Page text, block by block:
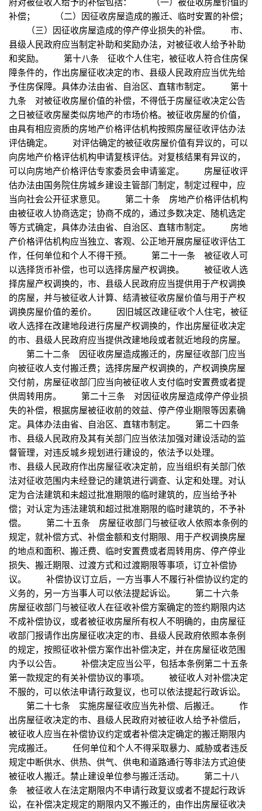
补偿； （二）因征收房屋造成的搬迁、临时安置的补偿；
（三）因征收房屋造成的停产停业损失的补偿。 市、
县级人民政府应当制定补助和奖励办法，对被征收人给予补助
和奖励。 第十八条 征收个人住宅，被征收人符合住房保
障条件的，作出房屋征收决定的市、县级人民政府应当优先给
予住房保障。具体办法由省、自治区、直辖市制定。 第十
九条 对被征收房屋价值的补偿，不得低于房屋征收决定公告
之日被征收房屋类似房地产的市场价格。被征收房屋的价值，
由具有相应资质的房地产价格评估机构按照房屋征收评估办法
评估确定。 对评估确定的被征收房屋价值有异议的，可以
向房地产价格评估机构申请复核评估。对复核结果有异议的，
可以向房地产价格评估专家委员会申请鉴定。 房屋征收评
估办法由国务院住房城乡建设主管部门制定，制定过程中，应
当向社会公开征求意见。 第二十条 房地产价格评估机构
由被征收人协商选定；协商不成的，通过多数决定、随机选定
等方式确定，具体办法由省、自治区、直辖市制定。 房地
产价格评估机构应当独立、客观、公正地开展房屋征收评估工
作，任何单位和个人不得干预。 第二十一条 被征收人可
以选择货币补偿，也可以选择房屋产权调换。 被征收人选
择房屋产权调换的，市、县级人民政府应当提供用于产权调换
的房屋，并与被征收人计算、结清被征收房屋价值与用于产权
调换房屋价值的差价。 因旧城区改建征收个人住宅，被征
收人选择在改建地段进行房屋产权调换的，作出房屋征收决定
的市、县级人民政府应当提供改建地段或者就近地段的房屋。
第二十二条 因征收房屋造成搬迁的，房屋征收部门应当
向被征收人支付搬迁费；选择房屋产权调换的，产权调换房屋
交付前，房屋征收部门应当向被征收人支付临时安置费或者提
供周转用房。 第二十三条 对因征收房屋造成停产停业损
失的补偿，根据房屋被征收前的效益、停产停业期限等因素确
定。具体办法由省、自治区、直辖市制定。 第二十四条
市、县级人民政府及其有关部门应当依法加强对建设活动的监
督管理，对违反城乡规划进行建设的，依法予以处理。
市、县级人民政府作出房屋征收决定前，应当组织有关部门依
法对征收范围内未经登记的建筑进行调查、认定和处理。对认
定为合法建筑和未超过批准期限的临时建筑的，应当给予补
偿；对认定为违法建筑和超过批准期限的临时建筑的，不予补
偿。 第二十五条 房屋征收部门与被征收人依照本条例的
规定，就补偿方式、补偿金额和支付期限、用于产权调换房屋
的地点和面积、搬迁费、临时安置费或者周转用房、停产停业
损失、搬迁期限、过渡方式和过渡期限等事项，订立补偿协
议。 补偿协议订立后，一方当事人不履行补偿协议约定的
义务的，另一方当事人可以依法提起诉讼。 第二十六条
房屋征收部门与被征收人在征收补偿方案确定的签约期限内达
不成补偿协议，或者被征收房屋所有权人不明确的，由房屋征
收部门报请作出房屋征收决定的市、县级人民政府依照本条例
的规定，按照征收补偿方案作出补偿决定，并在房屋征收范围
内予以公告。 补偿决定应当公平，包括本条例第二十五条
第一款规定的有关补偿协议的事项。 被征收人对补偿决定
不服的，可以依法申请行政复议，也可以依法提起行政诉讼。
第二十七条 实施房屋征收应当先补偿、后搬迁。 作
出房屋征收决定的市、县级人民政府对被征收人给予补偿后，
被征收人应当在补偿协议约定或者补偿决定确定的搬迁期限内
完成搬迁。 任何单位和个人不得采取暴力、威胁或者违反
规定中断供水、供热、供气、供电和道路通行等非法方式迫使
被征收人搬迁。禁止建设单位参与搬迁活动。 第二十八
条 被征收人在法定期限内不申请行政复议或者不提起行政诉
讼，在补偿决定规定的期限内又不搬迁的，由作出房屋征收决